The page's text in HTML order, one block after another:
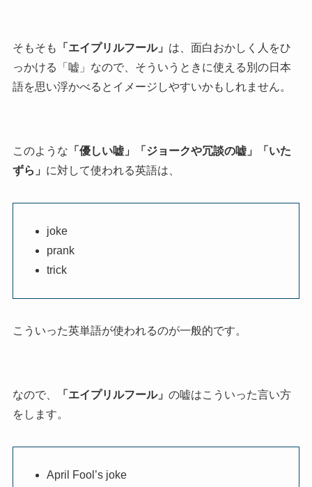
そもそも 「エイプリルフール」 は、面白おかしく人をひ
っかける「嘘」なので、そういうときに使える別の日本
語を思い浮かべるとイメージしやすいかもしれません。
このような 「優しい嘘」「ジョークや冗談の嘘」「いた
ずら」 に対して使われる英語は、
joke
prank
trick
こういった英単語が使われるのが一般的です。
なので、 「エイプリルフール」 の嘘はこういった言い方
をします。
April Fool’s joke